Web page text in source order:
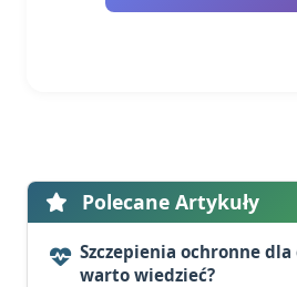
Polecane Artykuły
Szczepienia ochronne dla
warto wiedzieć?